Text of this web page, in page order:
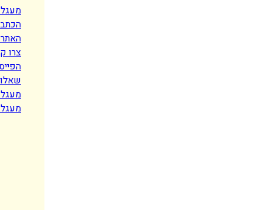
צרו
מעגל